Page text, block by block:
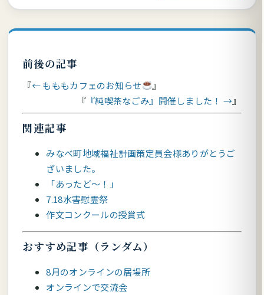
前後の記事
← もももカフェのお知らせ
『純喫茶なごみ』開催しました！ →
関連記事
みなべ町地域福祉計画策定員会様ありがとうご
ざいました。
「あったど～！」
7.18水害慰霊祭
作文コンクールの授賞式
おすすめ記事（ランダム）
8月のオンラインの居場所
オンラインで交流会